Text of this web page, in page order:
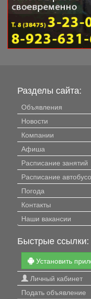
Разделы сайта:
Объявления
Новости
Компании
Афиша
Расписание занятий
Расписание
Погода
Контакты
Наши вакансии
Быстрые ссылки:
Установить
Личный кабинет
Подать объявление